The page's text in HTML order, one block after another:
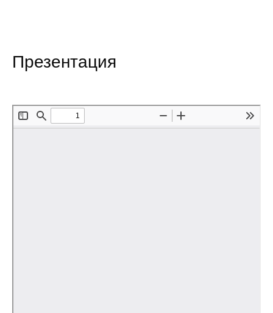
Отчетность
Противодействие коррупции
Презентация